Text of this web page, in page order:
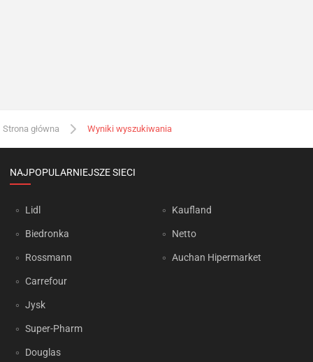
Strona główna Wyniki wyszukiwania
NAJPOPULARNIEJSZE SIECI
Lidl
Biedronka
Rossmann
Carrefour
Jysk
Super-Pharm
Douglas
Kaufland
Netto
Auchan Hipermarket